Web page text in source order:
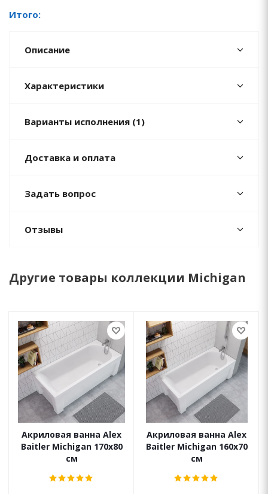
Итого:
Описание
Характеристики
Варианты исполнения (1)
Доставка и оплата
Задать вопрос
Отзывы
Другие товары коллекции Michigan
Акриловая ванна Alex
Baitler Michigan 170x80
см
Акриловая ванна Alex
Baitler Michigan 160x70
см